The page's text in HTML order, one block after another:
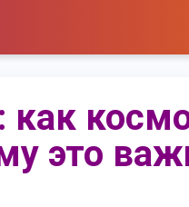
как
это